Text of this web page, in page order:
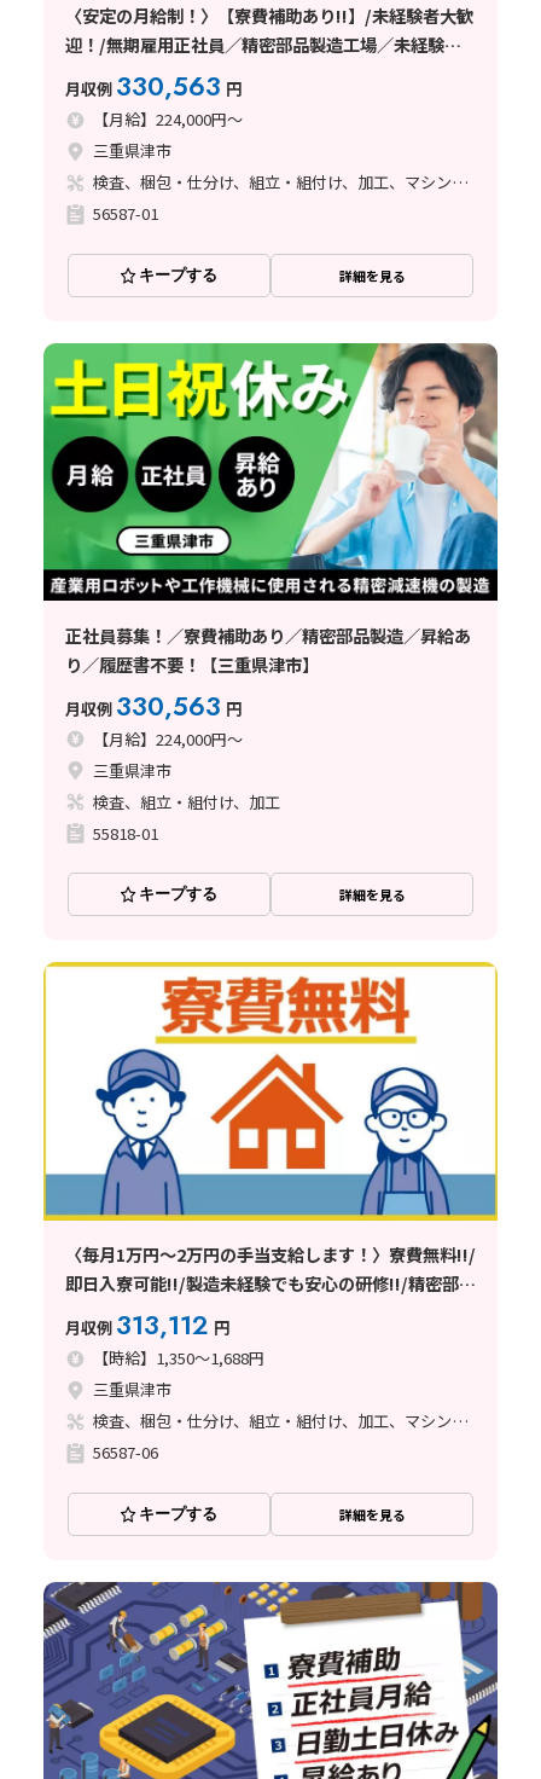
〈安定の月給制！〉【寮費補助あり!!】/未経験者大歓
迎！/無期雇用正社員／精密部品製造工場／未経験者
大歓迎！／充実の研修制度【三重県津市】
月収例 330,563 円
【月給】224,000円～
三重県津市
検査、梱包・仕分け、組立・組付け、加工、マシンオペレーター、清掃・洗浄、品質管理、ライン作業、バリ取り
56587-01
キープする 詳細を見る
正社員募集！／寮費補助あり／精密部品製造／昇給あ
り／履歴書不要！【三重県津市】
月収例 330,563 円
【月給】224,000円～
三重県津市
検査、組立・組付け、加工
55818-01
キープする 詳細を見る
〈毎月1万円～2万円の手当支給します！〉寮費無料!!/
即日入寮可能!!/製造未経験でも安心の研修!!/精密部品
製造工場／【三重県津市】
月収例 313,112 円
【時給】1,350～1,688円
三重県津市
検査、梱包・仕分け、組立・組付け、加工、マシンオペレーター、品質管理、ライン作業
56587-06
キープする 詳細を見る